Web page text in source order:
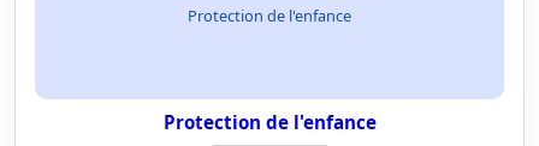
Protection de l'enfance
Protection de l'enfance